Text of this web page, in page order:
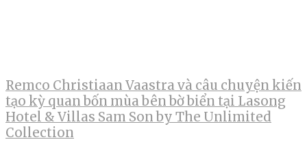
Remco Christiaan Vaastra và câu chuyện kiến
tạo kỳ quan bốn mùa bên bờ biển tại Lasong
Hotel & Villas Sam Son by The Unlimited
Collection